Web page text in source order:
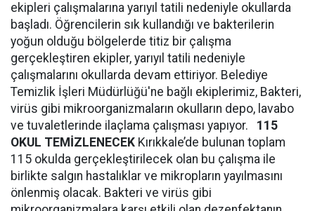
ekipleri çalışmalarına yarıyıl tatili nedeniyle okullarda
başladı. Öğrencilerin sık kullandığı ve bakterilerin
yoğun olduğu bölgelerde titiz bir çalışma
gerçekleştiren ekipler, yarıyıl tatili nedeniyle
çalışmalarını okullarda devam ettiriyor. Belediye
Temizlik İşleri Müdürlüğü'ne bağlı ekiplerimiz, Bakteri,
virüs gibi mikroorganizmaların okulların depo, lavabo
ve tuvaletlerinde ilaçlama çalışması yapıyor. 115
OKUL TEMİZLENECEK Kırıkkale’de bulunan toplam
115 okulda gerçekleştirilecek olan bu çalışma ile
birlikte salgın hastalıklar ve mikropların yayılmasını
önlenmiş olacak. Bakteri ve virüs gibi